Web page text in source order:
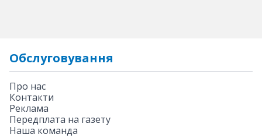
Обслуговування
Про нас
Контакти
Реклама
Передплата на газету
Наша команда